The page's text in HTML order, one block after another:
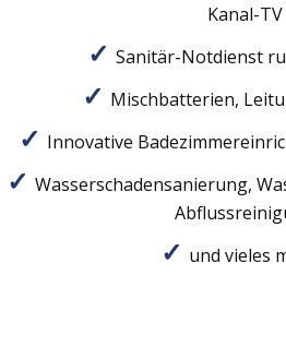
Kanal-TV
Sanitär-Notdienst
Mischbatterien,
Innovative
Wasserschadensanierung,
und vieles